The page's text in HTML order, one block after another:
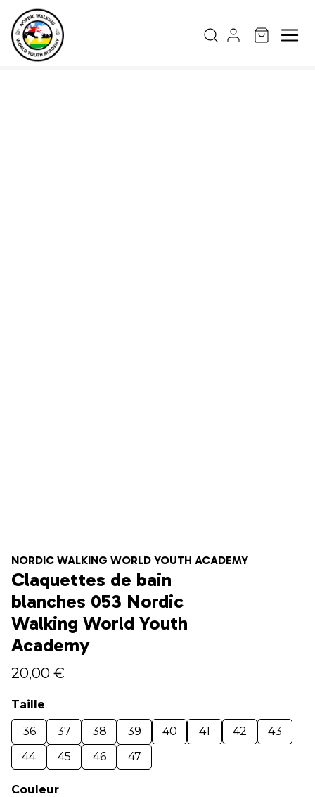
NORDIC WALKING WORLD YOUTH ACADEMY
Claquettes de bain
blanches 053 Nordic
Walking World Youth
Academy
20,00 €
Taille
36
37 38 39 40 41 42
43
44
45 46 47
Couleur